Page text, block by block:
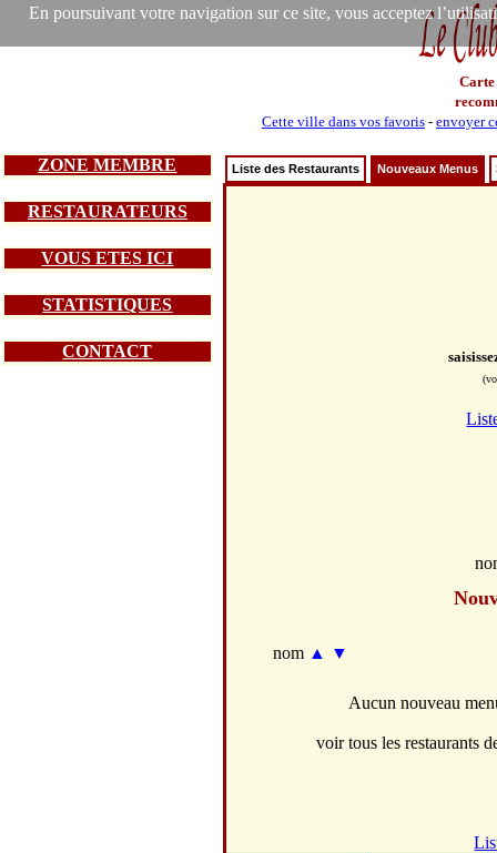
En poursuivant votre navigation sur ce site, vous acceptez
Carte
Cette ville dans vos favoris - envoyer
ZONE MEMBRE
RESTAURATEURS
VOUS ETES ICI
STATISTIQUES
CONTACT
Liste des Restaurants Nouveaux Menus
nom ▲ ▼
Aucun nouveau
voir tous les restaurants